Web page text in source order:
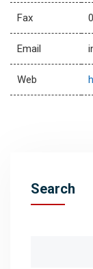
Fax
Email
Web
Search